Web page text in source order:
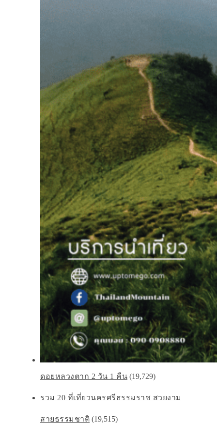
ดอยหลวงตาก 2 วัน 1 คืน (19,729)
รวม 20 ที่เที่ยวนครศรีธรรมราช สวยงาม
สายธรรมชาติ (19,515)